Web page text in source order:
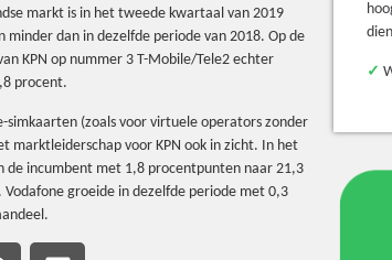
markt is in het tweede kwartaal van 2019
dan in dezelfde periode van 2018. Op de
KPN op nummer 3 T-Mobile/Tele2 echter
procent.
(zoals voor virtuele operators zonder
marktleiderschap voor KPN ook in zicht. In het
de incumbent met 1,8 procentpunten naar 21,3
groeide in dezelfde periode met 0,3
✓